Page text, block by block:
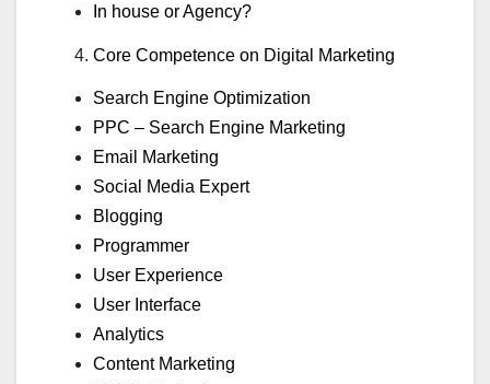
In house or Agency?
Core Competence on Digital Marketing
Search Engine Optimization
PPC – Search Engine Marketing
Email Marketing
Social Media Expert
Blogging
Programmer
User Experience
User Interface
Analytics
Content Marketing